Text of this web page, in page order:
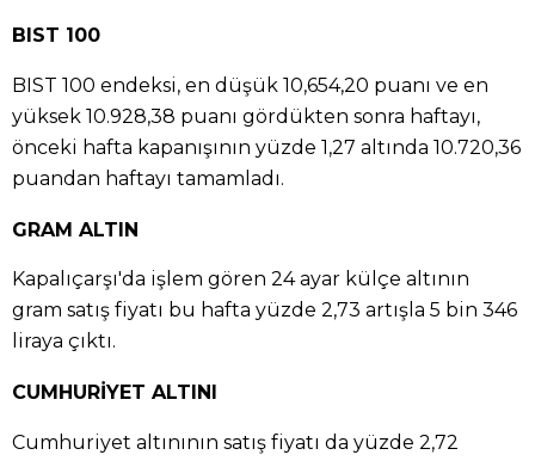
BIST 100
BIST 100 endeksi, en düşük 10,654,20 puanı ve en
yüksek 10.928,38 puanı gördükten sonra haftayı,
önceki hafta kapanışının yüzde 1,27 altında 10.720,36
puandan haftayı tamamladı.
GRAM ALTIN
Kapalıçarşı'da işlem gören 24 ayar külçe altının
gram satış fiyatı bu hafta yüzde 2,73 artışla 5 bin 346
liraya çıktı.
CUMHURİYET ALTINI
Cumhuriyet altınının satış fiyatı da yüzde 2,72